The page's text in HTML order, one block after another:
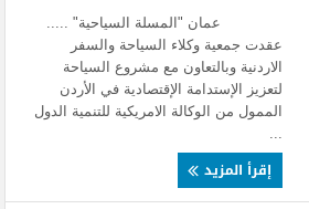
عمان "المسلة السياحية" .....
عقدت جمعية وكلاء السياحة والسفر
الاردنية وبالتعاون مع مشروع السياحة
لتعزيز الإستدامة الإقتصادية في الأردن
الممول من الوكالة الامريكية للتنمية الدول
إقرأ المزيد